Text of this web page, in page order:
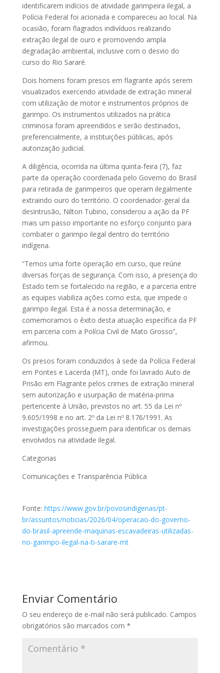
identificarem indícios de atividade garimpeira ilegal, a
Polícia Federal foi acionada e compareceu ao local. Na
ocasião, foram flagrados indivíduos realizando
extração ilegal de ouro e promovendo ampla
degradação ambiental, inclusive com o desvio do
curso do Rio Sararé.
Dois homens foram presos em flagrante após serem
visualizados exercendo atividade de extração mineral
com utilização de motor e instrumentos próprios de
garimpo. Os instrumentos utilizados na prática
criminosa foram apreendidos e serão destinados,
preferencialmente, a instituições públicas, após
autorização judicial.
A diligência, ocorrida na última quinta-feira (7), faz
parte da operação coordenada pelo Governo do Brasil
para retirada de garimpeiros que operam ilegalmente
extraindo ouro do território. O coordenador-geral da
desintrusão, Nilton Tubino, considerou a ação da PF
mais um passo importante no esforço conjunto para
combater o garimpo ilegal dentro do território
indígena.
“Temos uma forte operação em curso, que reúne
diversas forças de segurança. Com isso, a presença do
Estado tem se fortalecido na região, e a parceria entre
as equipes viabiliza ações como esta, que impede o
garimpo ilegal. Esta é a nossa determinação, e
comemoramos o êxito desta atuação específica da PF
em parceria com a Polícia Civil de Mato Grosso”,
afirmou.
Os presos foram conduzidos à sede da Polícia Federal
em Pontes e Lacerda (MT), onde foi lavrado Auto de
Prisão em Flagrante pelos crimes de extração mineral
sem autorização e usurpação de matéria-prima
pertencente à União, previstos no art. 55 da Lei nº
9.605/1998 e no art. 2º da Lei nº 8.176/1991. As
investigações prosseguem para identificar os demais
envolvidos na atividade ilegal.
Categorias
Comunicações e Transparência Pública
Fonte: https://www.gov.br/povosindigenas/pt-
br/assuntos/noticias/2026/04/operacao-do-governo-
do-brasil-apreende-maquinas-escavadeiras-utilizadas-
no-garimpo-ilegal-na-ti-sarare-mt
Enviar Comentário
O seu endereço de e-mail não será publicado. Campos
obrigatórios são marcados com *